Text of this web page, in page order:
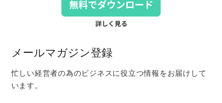
メールマガジン登録
忙しい経営者の為のビジネスに役立つ情報をお届けして
います。